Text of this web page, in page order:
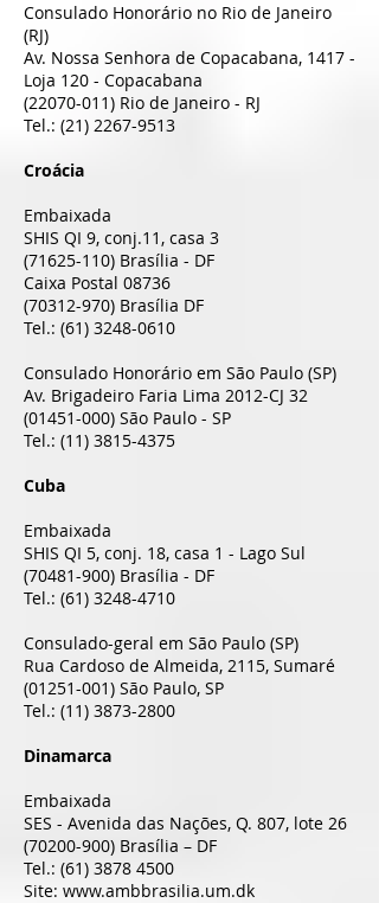
Consulado Honorário no Rio de Janeiro
(RJ)
Av. Nossa Senhora de Copacabana, 1417 -
Loja 120 - Copacabana
(22070-011) Rio de Janeiro - RJ
Tel.: (21) 2267-9513
Croácia
Embaixada
SHIS QI 9, conj.11, casa 3
(71625-110) Brasília - DF
Caixa Postal 08736
(70312-970) Brasília DF
Tel.: (61) 3248-0610
Consulado Honorário em São Paulo (SP)
Av. Brigadeiro Faria Lima 2012-CJ 32
(01451-000) São Paulo - SP
Tel.: (11) 3815-4375
Cuba
Embaixada
SHIS QI 5, conj. 18, casa 1 - Lago Sul
(70481-900) Brasília - DF
Tel.: (61) 3248-4710
Consulado-geral em São Paulo (SP)
Rua Cardoso de Almeida, 2115, Sumaré
(01251-001) São Paulo, SP
Tel.: (11) 3873-2800
Dinamarca
Embaixada
SES - Avenida das Nações, Q. 807, lote 26
(70200-900) Brasília – DF
Tel.: (61) 3878 4500
Site: www.ambbrasilia.um.dk